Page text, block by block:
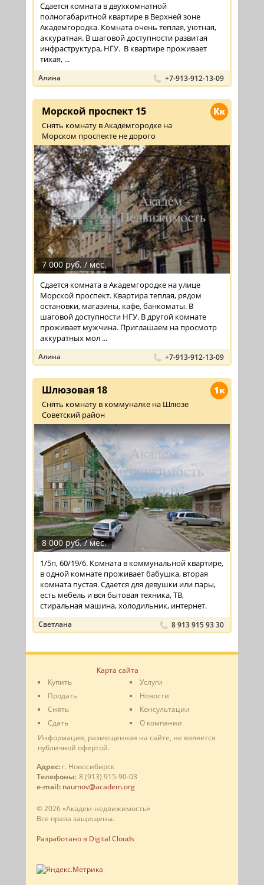
Сдается комната в двухкомнатной
полногабаритной квартире в Верхней зоне
Академгородка. Комната очень теплая, уютная,
аккуратная. В шаговой доступности развитая
инфраструктура, НГУ. В квартире проживает
тихая, ...
Алина +7-913-912-13-09
Кк
Морской проспект 15
Снять комнату в Академгородке на
Морском проспекте не дорого
7 000 руб. / мес.
Сдается комната в Академгородке на улице
Морской проспект. Квартира теплая, рядом
остановки, магазины, кафе, банкоматы. В
шаговой доступности НГУ. В другой комнате
проживает мужчина. Приглашаем на просмотр
аккуратных мол ...
Алина +7-913-912-13-09
1к
Шлюзовая 18
Снять комнату в коммуналке на Шлюзе
Советский район
8 000 руб. / мес.
1/5п, 60/19/6. Комната в коммунальной квартире,
в одной комнате проживает бабушка, вторая
комната пустая. Сдается для девушки или пары,
есть мебель и вся бытовая техника, ТВ,
стиральная машина, холодильник, интернет.
Светлана 8 913 915 93 30
Карта сайта
Купить
Продать
Снять
Сдать
Услуги
Новости
Консультации
О компании
Информация, размещенная на сайте, не является
публичной офертой.
Адрес: г. Новосибирск
Телефоны: 8 (913) 915-90-03
e-mail: naumov@academ.org
© 2026 «Академ-недвижимость»
Все права защищены.
Разработано в Digital Clouds